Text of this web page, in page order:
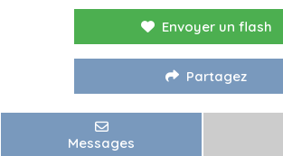
Envoyer un flash
Partagez
Messages